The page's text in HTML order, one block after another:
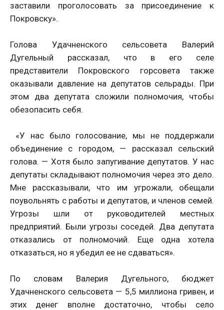
заставили проголосовать за присоединение к
Покровску».
Голова Удачненского сельсовета Валерий
Дугельный рассказал, что в его селе
представители Покровского горсовета также
оказывали давление на депутатов сельрады. При
этом два депутата сложили полномочия, чтобы
обезопасить себя.
«У нас было голосование, мы не поддержали
объединение с городом, — рассказал сельский
голова. — Хотя было запугивание депутатов. У нас
депутаты складывают полномочия через это дело.
Мне рассказывали, что им угрожали, обещали
поувольнять с работы и депутатов, и членов семей.
Угрозы шли от руководителей местных
предприятий. Были угрозы соседей. Два депутата
отказались от полномочий. Еще одна хотела
отказаться, но я убедил ее не сдаваться».
По словам Валерия Дугельного, бюджет
Удачненского сельсовета — 5,5 миллиона гривен, и
этих денег вполне достаточно, чтобы село